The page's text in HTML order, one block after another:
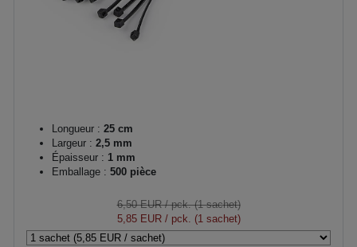
Longueur : 25 cm
Largeur : 2,5 mm
Épaisseur : 1 mm
Emballage : 500 pièce
6,50 EUR/ pck. (1 sachet)
5,85 EUR/ pck. (1 sachet)